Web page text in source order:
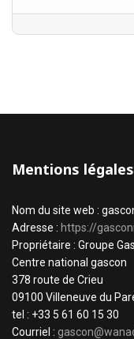
Mentions légales
Nom du site web :
Adresse : https://
Propriétaire : Groupe
Centre national gascon
378 route de Crieu
09100 Villeneuve du
tel : +33 5 61 60 15 30
Courriel :